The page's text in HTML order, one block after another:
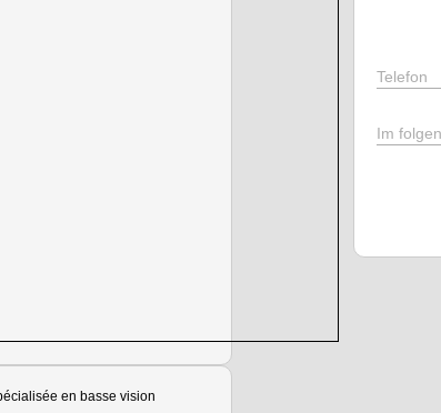
en basse vision
Telefon
Im